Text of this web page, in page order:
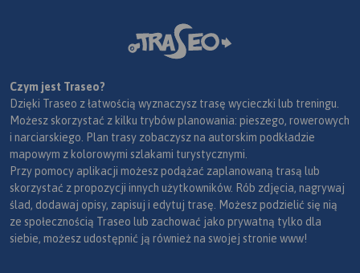
Czym jest Traseo?
Dzięki Traseo z łatwością wyznaczysz trasę wycieczki lub treningu.
Możesz skorzystać z kilku trybów planowania: pieszego, rowerowych
i narciarskiego. Plan trasy zobaczysz na autorskim podkładzie
mapowym z kolorowymi szlakami turystycznymi.
Przy pomocy aplikacji możesz podążać zaplanowaną trasą lub
skorzystać z propozycji innych użytkowników. Rób zdjęcia, nagrywaj
ślad, dodawaj opisy, zapisuj i edytuj trasę. Możesz podzielić się nią
ze społecznością Traseo lub zachować jako prywatną tylko dla
siebie, możesz udostępnić ją również na swojej stronie www!